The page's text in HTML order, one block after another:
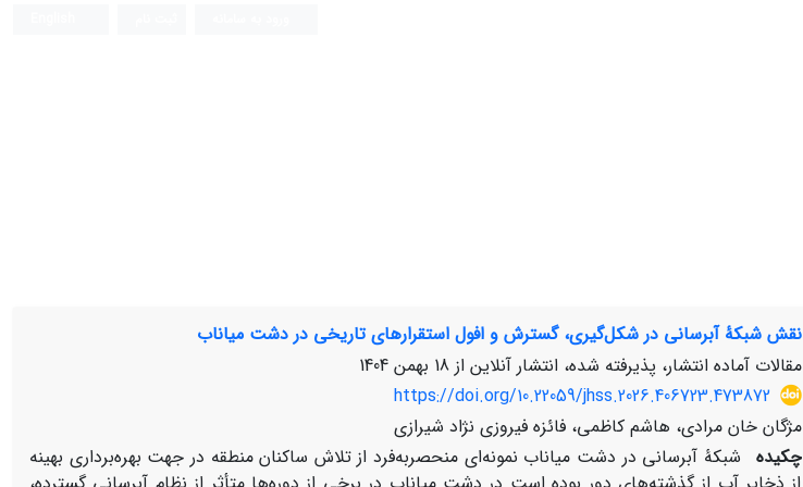
نقش شبکۀ آبرسانی در شکل‌گیری، گسترش و افول استقرارهای تاریخی در دشت میاناب
مقالات آماده انتشار، پذیرفته شده، انتشار آنلاین از18 بهمن 1404
https://doi.org/10.22059/jhss.2026.406723.473872
مژگان خان مرادی، هاشم کاظمی، فائزه فیروزی نژاد شیرازی
چکیده شبکۀ آبرسانی در دشت میاناب نمونه‌ای منحصربه‌فرد از تلاش ساکنان منطقه در جهت بهره‌برداری بهینه